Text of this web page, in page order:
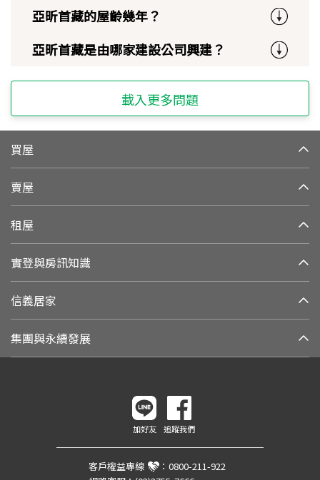
亞昕首藏的屋齡幾年？
亞昕首藏是由哪家建設公司興建？
載入更多問題
買屋
賣屋
租屋
實登與房訊知識
信義居家
集團與永續發展
加好友 追蹤我們
客戶權益專線 ： 0800-211-922